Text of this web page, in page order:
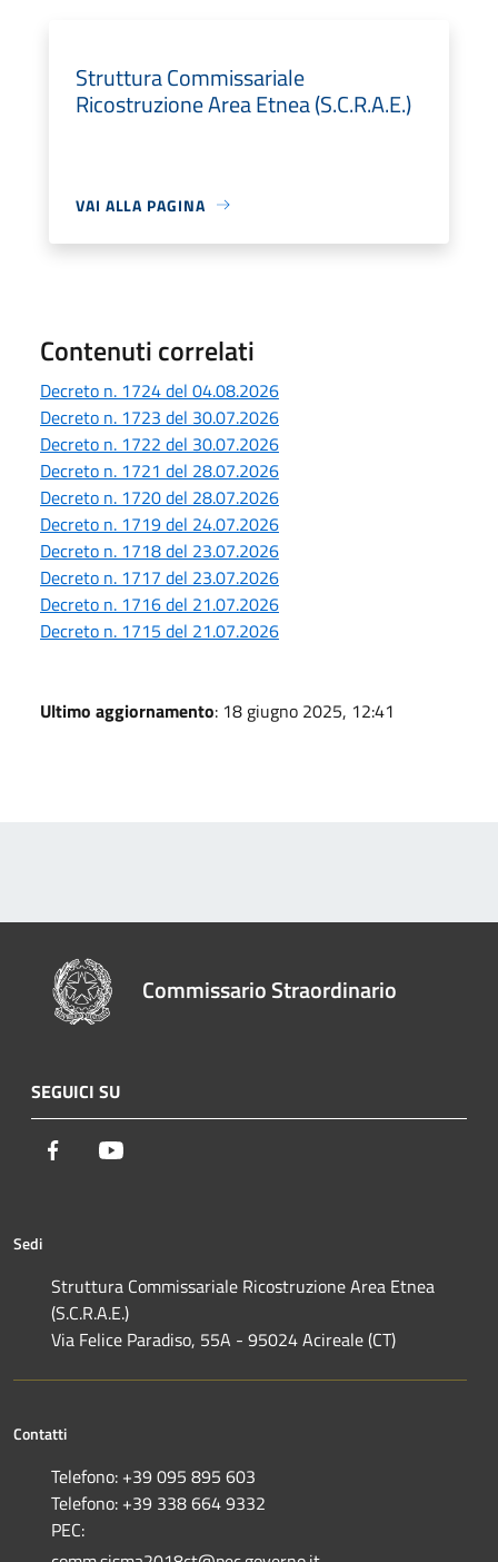
Struttura Commissariale
Ricostruzione Area Etnea (S.C.R.A.E.)
VAI ALLA PAGINA
Contenuti correlati
Decreto n. 1724 del 04.08.2026
Decreto n. 1723 del 30.07.2026
Decreto n. 1722 del 30.07.2026
Decreto n. 1721 del 28.07.2026
Decreto n. 1720 del 28.07.2026
Decreto n. 1719 del 24.07.2026
Decreto n. 1718 del 23.07.2026
Decreto n. 1717 del 23.07.2026
Decreto n. 1716 del 21.07.2026
Decreto n. 1715 del 21.07.2026
Ultimo aggiornamento: 18 giugno 2025, 12:41
Commissario Straordinario
SEGUICI SU
Facebook
Sedi
Struttura Commissariale Ricostruzione Area Etnea
(S.C.R.A.E.)
Via Felice Paradiso, 55A - 95024 Acireale (CT)
Contatti
Telefono: +39 095 895 603
Telefono: +39 338 664 9332
PEC: